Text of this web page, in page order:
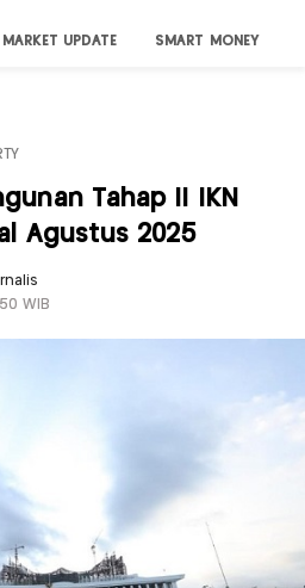
MARKET UPDATE SMART MONEY
Tahap II IKN
Agustus 2025
WIB